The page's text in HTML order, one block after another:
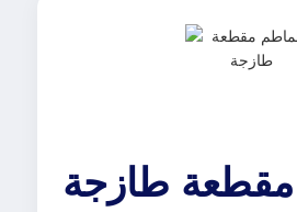
طازجة